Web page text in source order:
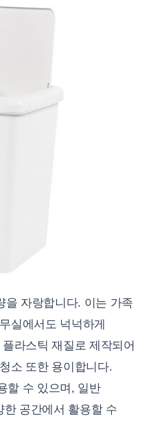
을 자랑합니다. 이는 가족
실에서도 넉넉하게
라스틱 재질로 제작되어
소 또한 용이합니다.
할 수 있으며, 일반
공간에서 활용할 수